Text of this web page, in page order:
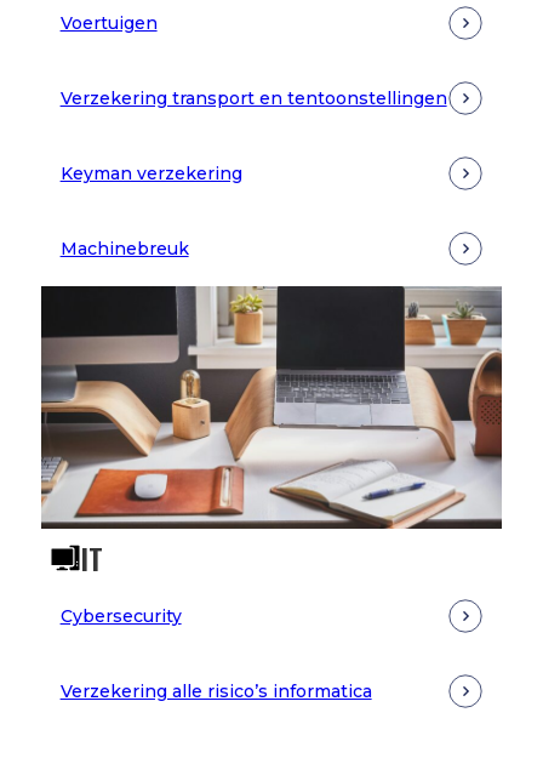
Voertuigen
Verzekering transport en tentoonstellingen
Keyman verzekering
Machinebreuk
IT
Cybersecurity
Verzekering alle risico’s informatica